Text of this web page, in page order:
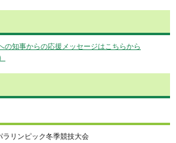
の知事からの応援メッセージはこちらから
ラリンピック冬季競技大会